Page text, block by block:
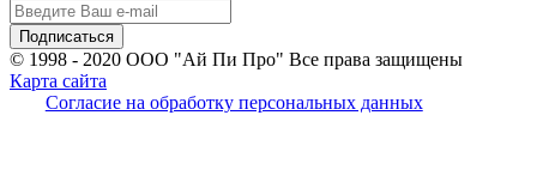
© 1998 - 2020 ООО "Ай Пи Про" Все права защищены
Карта сайта
Согласие на обработку персональных данных